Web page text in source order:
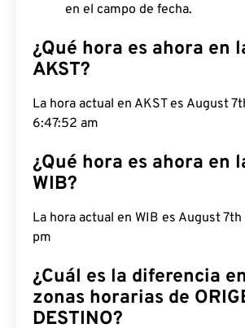
en el campo de fecha.
¿Qué hora es ahora en
AKST?
La hora actual en AKST es August
6:47:52 am
¿Qué hora es ahora en
WIB?
La hora actual en WIB es August
pm
¿Cuál es la diferencia
zonas horarias de
DESTINO?